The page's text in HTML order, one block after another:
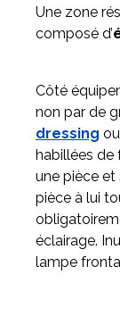
Une zone
composé d’
Côté
non par de
dressing ou
habillées de
une pièce et
pièce à lui
éclairage.
lampe